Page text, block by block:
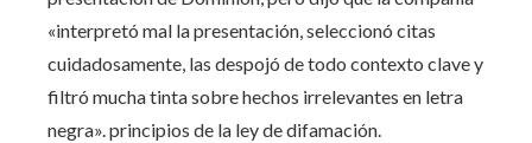
«interpretó mal la presentación, seleccionó citas
cuidadosamente, las despojó de todo contexto clave y
filtró mucha tinta sobre hechos irrelevantes en letra
negra». principios de la ley de difamación.